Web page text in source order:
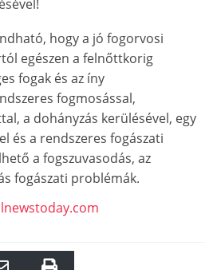
hogy a jó fogorvosi
egészen a felnőttkorig
fogak és az íny
fogmosással,
a dohányzás kerülésével, egy
és a rendszeres fogászati
a fogszuvasodás, az
fogászati problémák.